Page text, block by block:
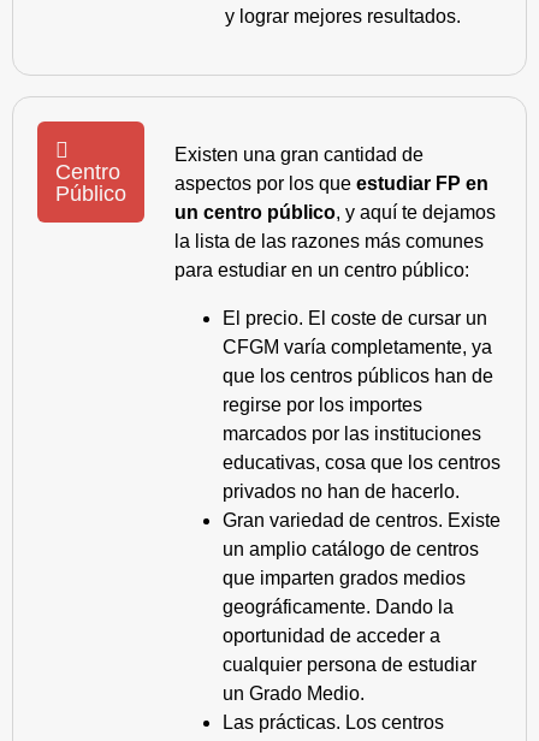
y lograr mejores resultados.
Centro
Público
Existen una gran cantidad de
aspectos por los que estudiar FP en
un centro público, y aquí te dejamos
la lista de las razones más comunes
para estudiar en un centro público:
El precio. El coste de cursar un
CFGM varía completamente, ya
que los centros públicos han de
regirse por los importes
marcados por las instituciones
educativas, cosa que los centros
privados no han de hacerlo.
Gran variedad de centros. Existe
un amplio catálogo de centros
que imparten grados medios
geográficamente. Dando la
oportunidad de acceder a
cualquier persona de estudiar
un Grado Medio.
Las prácticas. Los centros